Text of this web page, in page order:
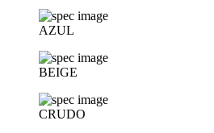
AZUL
BEIGE
CRUDO